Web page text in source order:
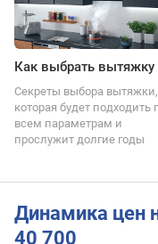
Как выбрать вытяжку
Секреты выбора вытяжки,
которая будет подходить
всем параметрам и
прослужит долгие годы
Динамика цен
40 700